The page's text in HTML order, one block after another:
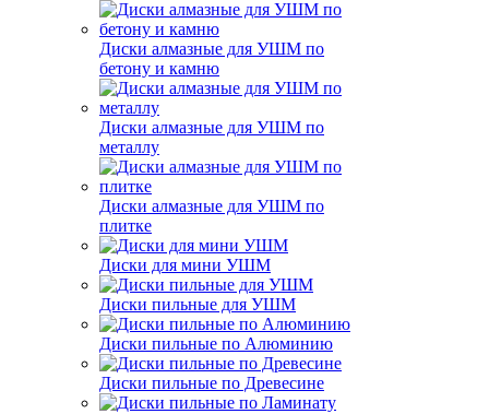
Диски алмазные для УШМ по
бетону и камню
Диски алмазные для УШМ по
металлу
Диски алмазные для УШМ по
плитке
Диски для мини УШМ
Диски пильные для УШМ
Диски пильные по Алюминию
Диски пильные по Древесине